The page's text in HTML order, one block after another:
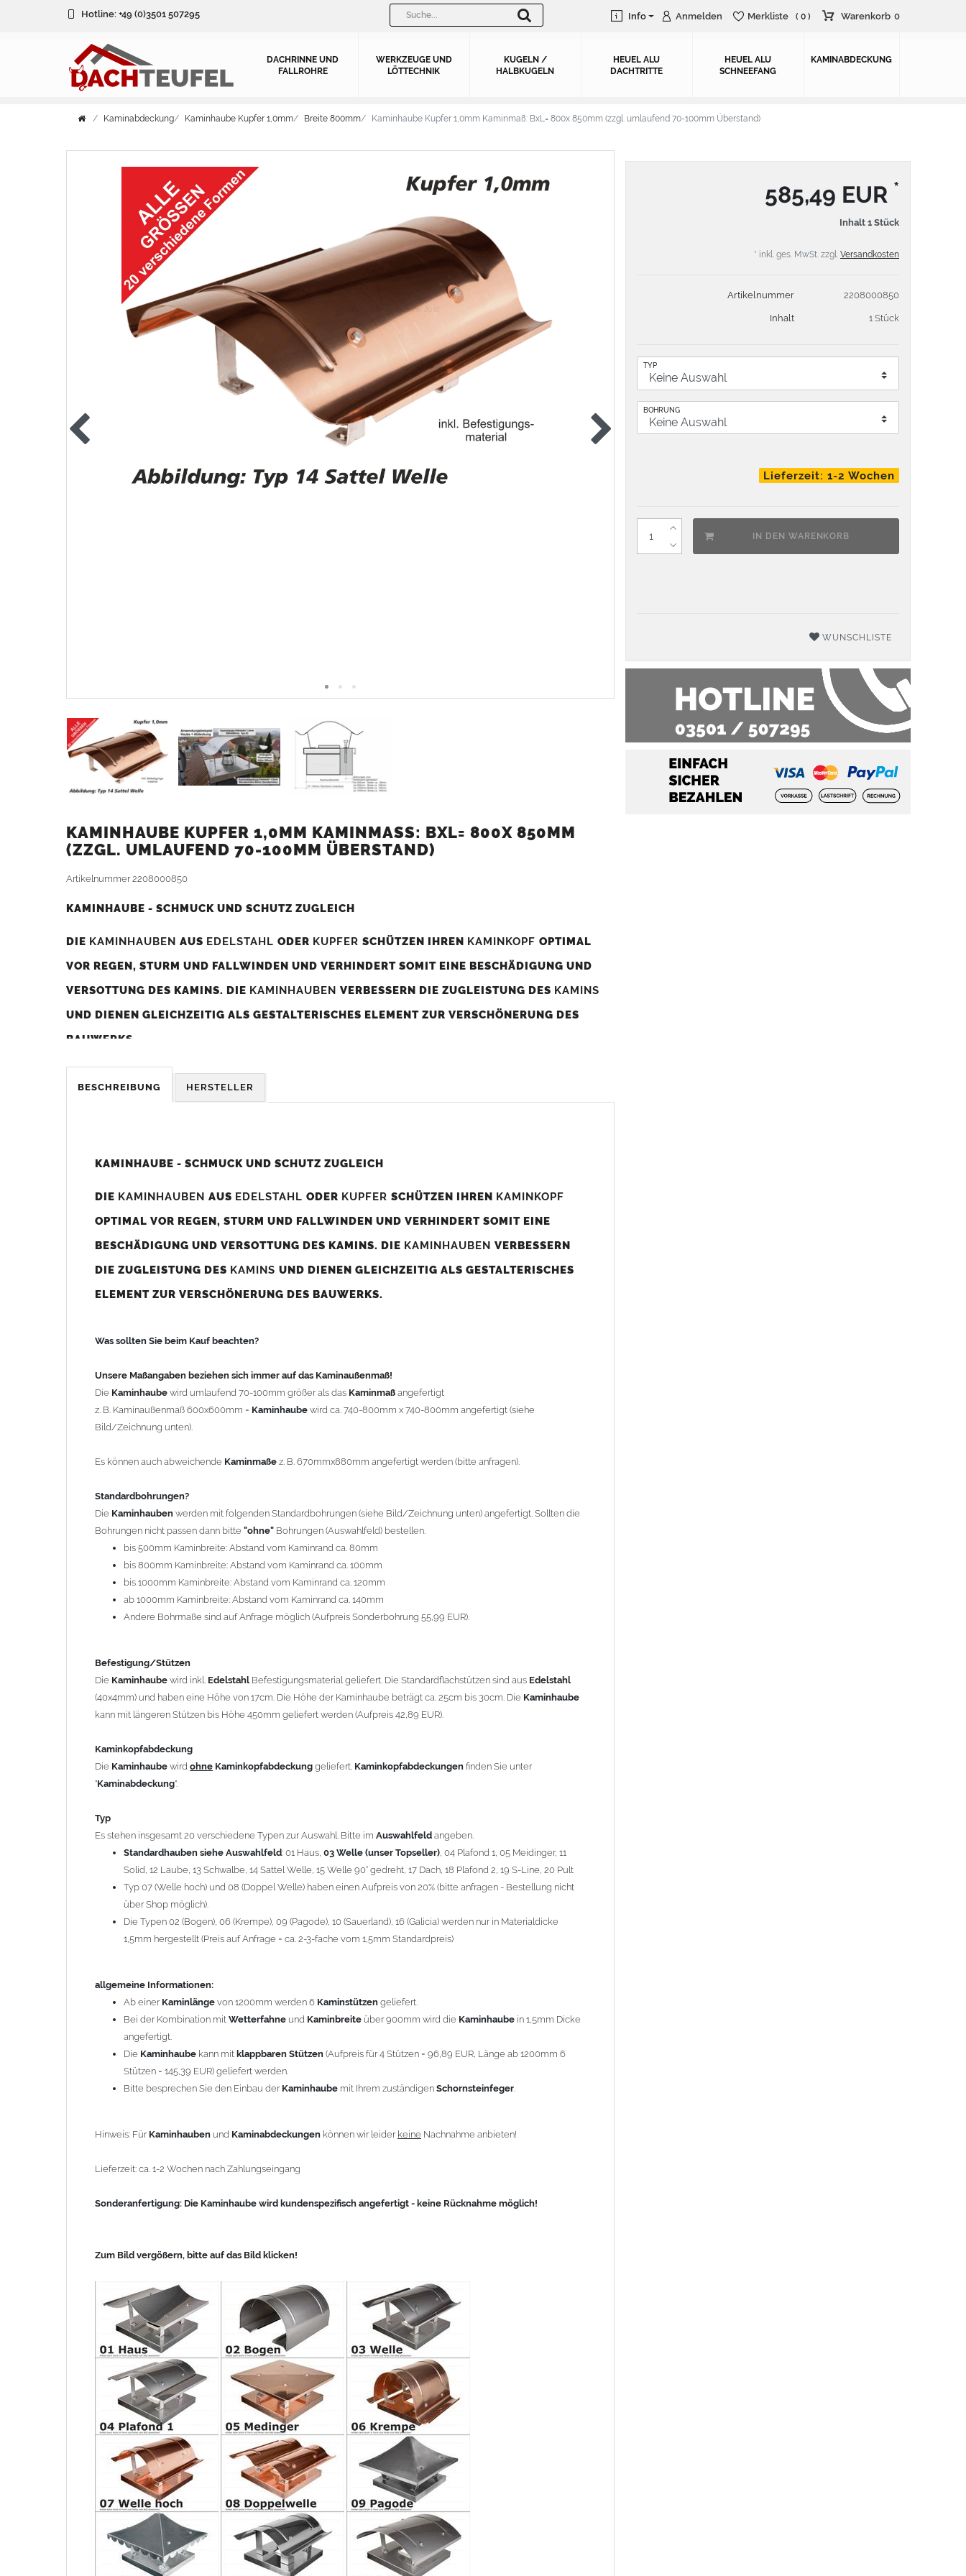
Hotline: +49 (0)3501 507295 Info Anmelden Merkliste ( 0 ) Warenkorb 0
DACHRINNE UND
FALLROHRE
WERKZEUGE UND
LÖTTECHNIK
KUGELN /
HALBKUGELN
HEUEL ALU
DACHTRITTE
HEUEL ALU
SCHNEEFANG
KAMINABDECKUNG
Kaminabdeckung Kaminhaube Kupfer 1,0mm Breite 800mm Kaminhaube Kupfer 1,0mm Kaminmaß: BxL= 800x 850mm (zzgl. umlaufend 70-100mm Überstand)
585,49 EUR *
Inhalt 1 Stück
* inkl. ges. MwSt. zzgl. Versandkosten
Artikelnummer 2208000850
Inhalt 1 Stück
TYP
BOHRUNG
Lieferzeit: 1-2 Wochen
IN DEN WARENKORB
WUNSCHLISTE
KAMINHAUBE KUPFER 1,0MM KAMINMASS: BXL= 800X 850MM (
ZZGL. UMLAUFEND 70-100MM ÜBERSTAND)
Artikelnummer2208000850
KAMINHAUBE - SCHMUCK UND SCHUTZ ZUGLEICH
DIE KAMINHAUBEN AUS EDELSTAHL ODER KUPFER SCHÜTZEN IHREN KAMINKOPF OPTIMAL
VOR REGEN, STURM UND FALLWINDEN UND VERHINDERT SOMIT EINE BESCHÄDIGUNG UND
VERSOTTUNG DES KAMINS. DIE KAMINHAUBEN VERBESSERN DIE ZUGLEISTUNG DES KAMINS
UND DIENEN GLEICHZEITIG ALS GESTALTERISCHES ELEMENT ZUR VERSCHÖNERUNG DES
BAUWERKS.
Was sollten Sie beim Kauf beachten?
Standardbohrungen?
Bohrungen nicht passen dann bitte"ohne"Bohrungen (Auswahlfeld) bestellen.
bis 500mm Kaminbreite: Abstand vom Kaminrand ca. 80mm
ab 1000mm Kaminbreite: Abstand vom Kaminrand ca. 140mm
Befestigung/Stützen
Kaminhaubewird inkl.Edelstahl
kann mit längeren Stützen bis Höhe 450mm geliefert werden (Aufpreis 42,89 EUR).
Kaminkopfabdeckung
Kaminhaubewirdohne Kaminkopfabdeckunggeliefert.Kaminkopfabdeckungenfinden Sie unter
Kaminabdeckung".
Es stehen insgesamt 20 verschiedene Typen zur Auswahl. Bitte imAuswahlfeld
Standardhauben siehe Auswahlfeld: 01 Haus,03 Welle (unser Topseller)
12 Laube, 13 Schwalbe, 14 Sattel Welle, 15 Welle 90° gedreht, 17 Dach, 18 Plafond 2, 19 S-Line, 20 Pult
Die Typen 02 (Bogen), 06 (Krempe), 09 (Pagode), 10 (Sauerland), 16 (Galicia) werden nur in Materialdicke 1,5mm
hergestellt (Preis auf Anfrage = ca. 2-3-fache vom 1,5mm Standardpreis)
Ab einerKaminlänge
Bei der Kombination mitWetterfahneundKaminbreite über 900mm wird dieKaminhaubein 1,5mm Dicke
angefertigt.
= 145,39 EUR) geliefert werden.
Bitte besprechen Sie den Einbau derKaminhaubemit Ihrem zuständigenSchornsteinfeger
Zum Bild vergößern, bitte auf das Bild klicken!
BESCHREIBUNG HERSTELLER
KAMINHAUBE - SCHMUCK UND SCHUTZ ZUGLEICH
DIE KAMINHAUBEN AUS EDELSTAHL ODER KUPFER SCHÜTZEN IHREN KAMINKOPF
OPTIMAL VOR REGEN, STURM UND FALLWINDEN UND VERHINDERT SOMIT EINE
BESCHÄDIGUNG UND VERSOTTUNG DES KAMINS. DIE KAMINHAUBEN VERBESSERN
DIE ZUGLEISTUNG DES KAMINS UND DIENEN GLEICHZEITIG ALS GESTALTERISCHES
ELEMENT ZUR VERSCHÖNERUNG DES BAUWERKS.
Was sollten Sie beim Kauf beachten?
Unsere Maßangaben beziehen sich immer auf das Kaminaußenmaß!
Die Kaminhaube wird umlaufend 70-100mm größer als das Kaminmaß angefertigt
z. B. Kaminaußenmaß 600x600mm = Kaminhaube wird ca. 740-800mm x 740-800mm angefertigt (siehe
Bild/Zeichnung unten).
Es können auch abweichende Kaminmaße z. B. 670mmx880mm angefertigt werden (bitte anfragen).
Standardbohrungen?
Die Kaminhauben werden mit folgenden Standardbohrungen (siehe Bild/Zeichnung unten) angefertigt. Sollten die
Bohrungen nicht passen dann bitte "ohne" Bohrungen (Auswahlfeld) bestellen.
bis 500mm Kaminbreite: Abstand vom Kaminrand ca. 80mm
bis 800mm Kaminbreite: Abstand vom Kaminrand ca. 100mm
bis 1000mm Kaminbreite: Abstand vom Kaminrand ca. 120mm
ab 1000mm Kaminbreite: Abstand vom Kaminrand ca. 140mm
Andere Bohrmaße sind auf Anfrage möglich (Aufpreis Sonderbohrung 55,99 EUR).
Befestigung/Stützen
Die Kaminhaube wird inkl. Edelstahl Befestigungsmaterial geliefert. Die Standardflachstützen sind aus Edelstahl
(40x4mm) und haben eine Höhe von 17cm. Die Höhe der Kaminhaube beträgt ca. 25cm bis 30cm. Die Kaminhaube
kann mit längeren Stützen bis Höhe 450mm geliefert werden (Aufpreis 42,89 EUR).
Kaminkopfabdeckung
Die Kaminhaube wird ohne Kaminkopfabdeckung geliefert. Kaminkopfabdeckungen finden Sie unter
"Kaminabdeckung".
Typ
Es stehen insgesamt 20 verschiedene Typen zur Auswahl. Bitte im Auswahlfeld angeben.
Standardhauben siehe Auswahlfeld: 01 Haus, 03 Welle (unser Topseller) , 04 Plafond 1, 05 Meidinger, 11
Solid, 12 Laube, 13 Schwalbe, 14 Sattel Welle, 15 Welle 90° gedreht, 17 Dach, 18 Plafond 2, 19 S-Line, 20 Pult
Typ 07 (Welle hoch) und 08 (Doppel Welle) haben einen Aufpreis von 20% (bitte anfragen - Bestellung nicht
über Shop möglich).
Die Typen 02 (Bogen), 06 (Krempe), 09 (Pagode), 10 (Sauerland), 16 (Galicia) werden nur in Materialdicke
1,5mm hergestellt (Preis auf Anfrage = ca. 2-3-fache vom 1,5mm Standardpreis)
allgemeine Informationen:
Ab einer Kaminlänge von 1200mm werden 6 Kaminstützen geliefert.
Bei der Kombination mit Wetterfahne und Kaminbreite über 900mm wird die Kaminhaube in 1,5mm Dicke
angefertigt.
Die Kaminhaube kann mit klappbaren Stützen (Aufpreis für 4 Stützen = 96,89 EUR, Länge ab 1200mm 6
Stützen = 145,39 EUR) geliefert werden.
Bitte besprechen Sie den Einbau der Kaminhaube mit Ihrem zuständigen Schornsteinfeger
Hinweis: Für Kaminhauben und Kaminabdeckungen können wir leider keine Nachnahme anbieten!
Lieferzeit: ca. 1-2 Wochen nach Zahlungseingang
Sonderanfertigung: Die Kaminhaube wird kundenspezifisch angefertigt - keine Rücknahme möglich!
Zum Bild vergößern, bitte auf das Bild klicken!